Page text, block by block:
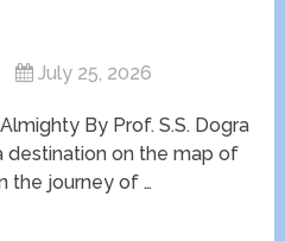
July 25, 2026
By Prof. S.S. Dogra
destination on the map of
the journey of …